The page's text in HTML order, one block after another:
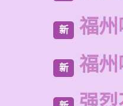
新 福
新 福